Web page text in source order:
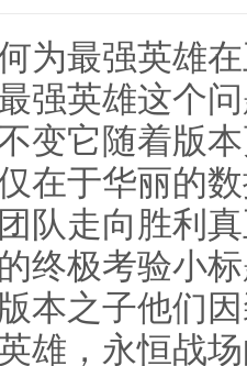
为最强英雄
强英雄这个
变它随着版
在于华丽的
队走向胜利
终极考验小
本之子他们
雄，永恒战